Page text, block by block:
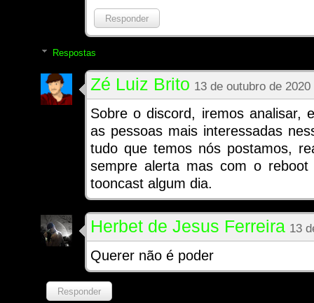
Responder
Respostas
Zé Luiz Brito 13 de outubro de
Sobre o discord, iremos analisar,
as pessoas mais interessadas
tudo que temos nós postamos,
sempre alerta mas com o
tooncast algum dia.
Herbet de Jesus Ferreira 13
Querer não é poder
Responder